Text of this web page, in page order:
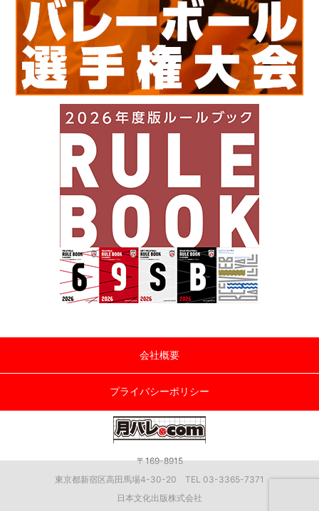
会社概要
プライバシーポリシー
〒169-8915
東京都新宿区高田馬場4-30-20 TEL 03-3365-7371
日本文化出版株式会社